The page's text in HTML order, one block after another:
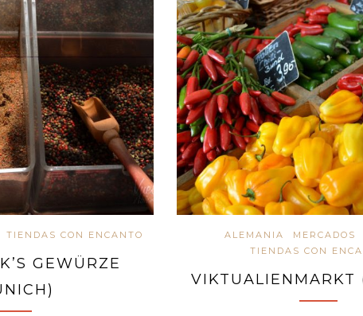
TIENDAS CON ENCANTO
GEWÜRZE
ALEMANIA MERCADOS
TIENDAS CON
VIKTUALIENMARKT